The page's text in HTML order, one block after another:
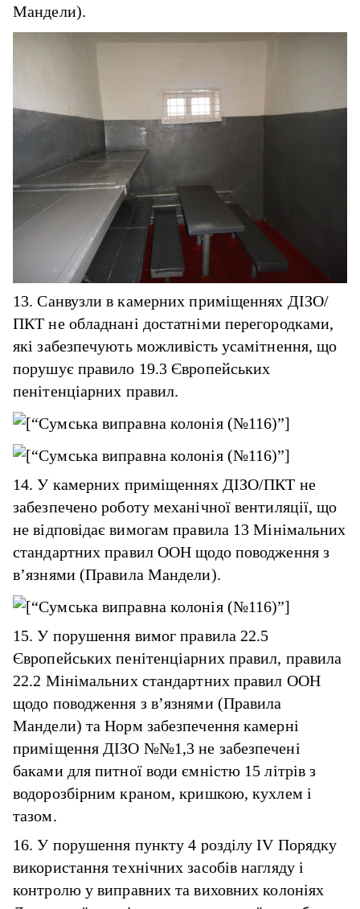
Мандели).
13. Санвузли в камерних приміщеннях ДІЗО/
ПКТ не обладнані достатніми перегородками,
які забезпечують можливість усамітнення, що
порушує правило 19.3 Європейських
пенітенціарних правил.
14. У камерних приміщеннях ДІЗО/ПКТ не
забезпечено роботу механічної вентиляції, що
не відповідає вимогам правила 13 Мінімальних
стандартних правил ООН щодо поводження з
в’язнями (Правила Мандели).
15. У порушення вимог правила 22.5
Європейських пенітенціарних правил, правила
22.2 Мінімальних стандартних правил ООН
щодо поводження з в’язнями (Правила
Мандели) та Норм забезпечення камерні
приміщення ДІЗО №№1,3 не забезпечені
баками для питної води ємністю 15 літрів з
водорозбірним краном, кришкою, кухлем і
тазом.
16. У порушення пункту 4 розділу IV Порядку
використання технічних засобів нагляду і
контролю у виправних та виховних колоніях